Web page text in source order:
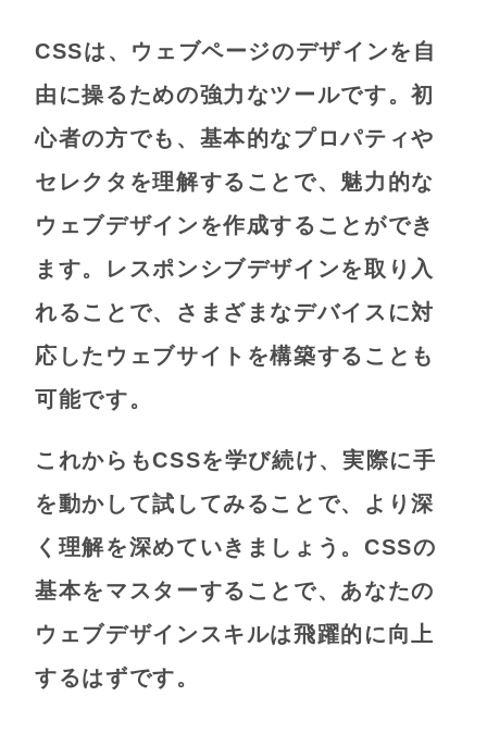
CSSは、ウェブページのデザインを自
由に操るための強力なツールです。初
心者の方でも、基本的なプロパティや
セレクタを理解することで、魅力的な
ウェブデザインを作成することができ
ます。レスポンシブデザインを取り入
れることで、さまざまなデバイスに対
応したウェブサイトを構築することも
可能です。
これからもCSSを学び続け、実際に手
を動かして試してみることで、より深
く理解を深めていきましょう。CSSの
基本をマスターすることで、あなたの
ウェブデザインスキルは飛躍的に向上
するはずです。